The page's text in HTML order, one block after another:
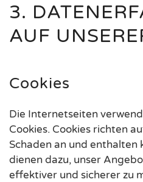
3.
AUF
Cookies
Die Internetseiten
Cookies. Cookies richten
Schaden an und enthalten
dienen dazu, unser
effektiver und sicherer zu